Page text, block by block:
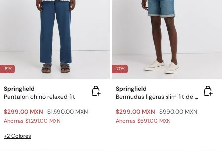
-81%
Springfield
Pantalón chino relaxed fit
$299.00 MXN $1,590.00 MXN
Ahorras $1,291.00 MXN
+2 Colores
-70%
Springfield
Bermudas ligeras slim fit de mezclilla
$299.00 MXN $990.00 MXN
Ahorras $691.00 MXN